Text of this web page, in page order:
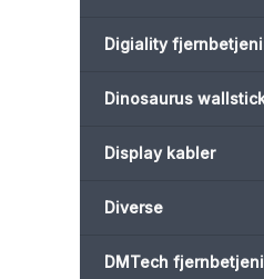
Digiality
Dinosaurus
Display kabler
Diverse
DMTech